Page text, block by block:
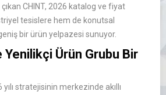
CHINT, 2026 katalog ve fiyat
tesislere hem de konutsal
bir ürün yelpazesi sunuyor.
Yenilikçi Ürün Grubu Bir
yılı stratejisinin merkezinde akıllı